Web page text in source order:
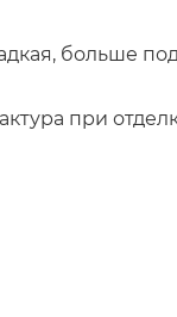
больше
при